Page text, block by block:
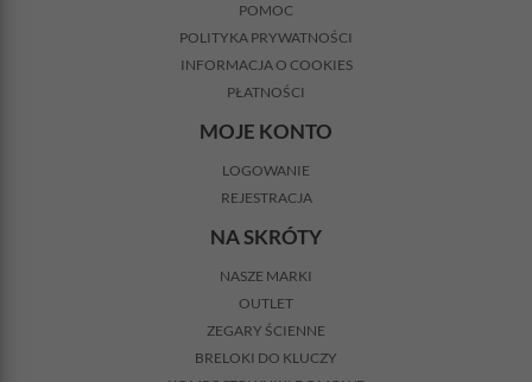
POMOC
POLITYKA PRYWATNOŚCI
INFORMACJA O COOKIES
PŁATNOŚCI
MOJE KONTO
LOGOWANIE
REJESTRACJA
NA SKRÓTY
NASZE MARKI
OUTLET
ZEGARY ŚCIENNE
BRELOKI DO KLUCZY